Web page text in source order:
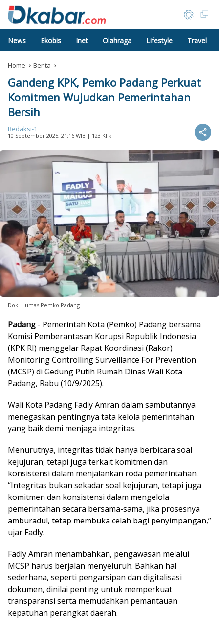
News Ekobis Inet Olahraga Lifestyle Travel
Home Berita
Gandeng KPK, Pemko Padang Perkuat
Komitmen Wujudkan Pemerintahan
Bersih
Redaksi-1
10 September 2025, 21:16 WIB | 123 Klik
Dok. Humas Pemko Padang
Padang - Pemerintah Kota (Pemko) Padang bersama
Komisi Pemberantasan Korupsi Republik Indonesia
(KPK RI) menggelar Rapat Koordinasi (Rakor)
Monitoring Controlling Surveillance For Prevention
(MCSP) di Gedung Putih Rumah Dinas Wali Kota
Padang, Rabu (10/9/2025).
Wali Kota Padang Fadly Amran dalam sambutannya
menegaskan pentingnya tata kelola pemerintahan
yang baik demi menjaga integritas.
Menurutnya, integritas tidak hanya berbicara soal
kejujuran, tetapi juga terkait komitmen dan
konsistensi dalam menjalankan roda pemerintahan.
“Integritas bukan sekadar soal kejujuran, tetapi juga
komitmen dan konsistensi dalam mengelola
pemerintahan secara bersama-sama, jika prosesnya
amburadul, tetap membuka celah bagi penyimpangan,”
ujar Fadly.
Fadly Amran menambahkan, pengawasan melalui
MCSP harus berjalan menyeluruh. Bahkan hal
sederhana, seperti pengarsipan dan digitalisasi
dokumen, dinilai penting untuk memperkuat
transparansi serta memudahkan pemantauan
kepatuhan perangkat daerah.